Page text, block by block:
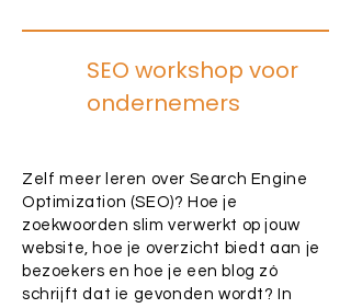
SEO workshop voor
ondernemers
Zelf meer leren over Search Engine
Optimization (SEO)? Hoe je
zoekwoorden slim verwerkt op jouw
website, hoe je overzicht biedt aan je
bezoekers en hoe je een blog zó
schrijft dat ie gevonden wordt? In